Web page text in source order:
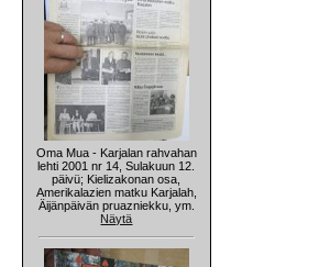
Oma Mua - Karjalan rahvahan
lehti 2001 nr 14, Sulakuun 12.
päivü; Kielizakonan osa,
Amerikalazien matku Karjalah,
Äijänpäivän pruazniekku, ym.
Näytä